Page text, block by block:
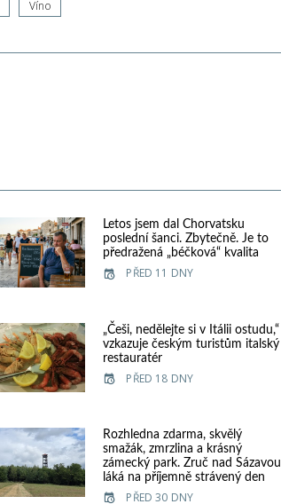
Víno
Letos jsem dal Chorvatsku
poslední šanci. Zbytečně. Je to
předražená „béčková“ kvalita
PŘED 11 DNY
„Češi, nedělejte si v Itálii ostudu,“
vzkazuje českým turistům italský
restauratér
PŘED 18 DNY
Rozhledna zdarma, skvělý
smažák, zmrzlina a krásný
zámecký park. Zruč nad Sázavou
láká na příjemně strávený den
PŘED 30 DNY